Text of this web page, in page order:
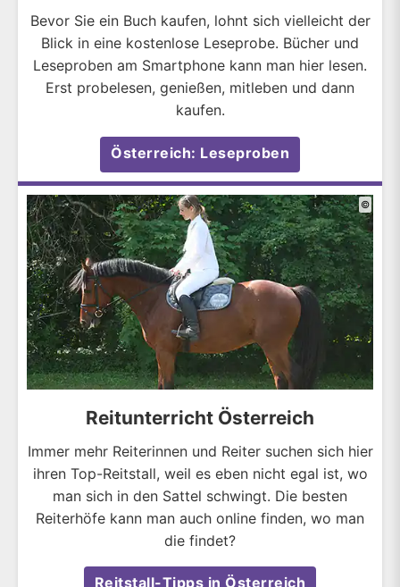
Bevor Sie ein Buch kaufen, lohnt sich vielleicht der
Blick in eine kostenlose Leseprobe. Bücher und
Leseproben am Smartphone kann man hier lesen.
Erst probelesen, genießen, mitleben und dann
kaufen.
Österreich: Leseproben
©
Reitunterricht Österreich
Immer mehr Reiterinnen und Reiter suchen sich hier
ihren Top-Reitstall, weil es eben nicht egal ist, wo
man sich in den Sattel schwingt. Die besten
Reiterhöfe kann man auch online finden, wo man
die findet?
Reitstall-Tipps in Österreich